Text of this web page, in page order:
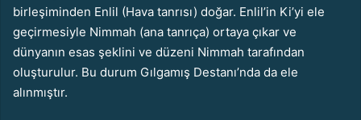
birleşiminden Enlil (Hava tanrısı) doğar. Enlil’in Ki’yi ele
geçirmesiyle Nimmah (ana tanrıça) ortaya çıkar ve
dünyanın esas şeklini ve düzeni Nimmah tarafından
oluşturulur. Bu durum Gılgamış Destanı’nda da ele
alınmıştır.